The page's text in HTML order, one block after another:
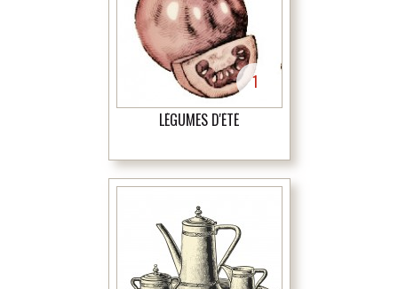
LÉGUMES D'ÉTÉ
1